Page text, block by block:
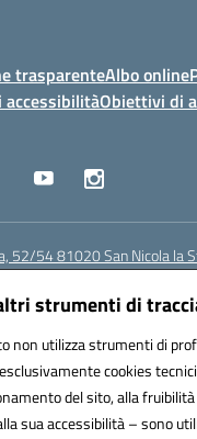
strumenti di
non utilizza strumenti di
cookies
del sito, alla
sua accessibilità – sono
trasparenteAlbo online
accessibilitàObiettivi di
52/54 81020 San Nicola la
(PEC):
CEIC86700D
Pubbliche Amministrazioni
(CUF): XLWGV9